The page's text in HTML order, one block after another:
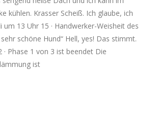
kühlen. Krasser Scheiß. Ich glaube, ich
um 13 Uhr 15 · Handwerker-Weisheit des
schöne Hund“ Hell, yes! Das stimmt.
· Phase 1 von 3 ist beendet Die
ist